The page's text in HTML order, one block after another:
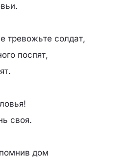
тревожьте солдат,
поспят,
своя.
дом